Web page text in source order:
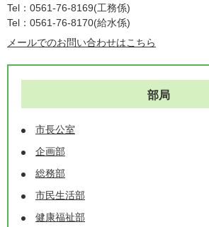
Tel：0561-76-8169 工務係
Tel：0561-76-8170 給水係
メールでのお問い合わせはこちら
部局
市長公室
企画部
総務部
市民生活部
健康福祉部